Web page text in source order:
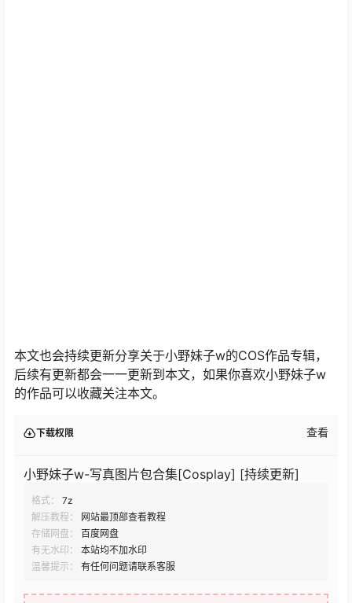
本文也会持续更新分享关于小野妹子w的COS作品专辑，
后续有更新都会一一更新到本文，如果你喜欢小野妹子w
的作品可以收藏关注本文。
下载权限 查看
小野妹子w-写真图片包合集[Cosplay] [持续更新]
格式：
7z
解压教程：
网站最顶部查看教程
存储网盘：
百度网盘
有无水印：
本站均不加水印
温馨提示：
有任何问题请联系客服